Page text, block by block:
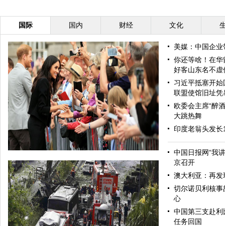
国际 国内 财经 文化
美媒：中国企
你还等啥！在
好客山东名不虚
习近平抵塞开
联盟使馆旧址凭
欧委会主席“醉
大跳热舞
印度老翁头发
中国日报网“我
京召开
澳大利亚：再
切尔诺贝利核
心
中国第三支赴
任务回国